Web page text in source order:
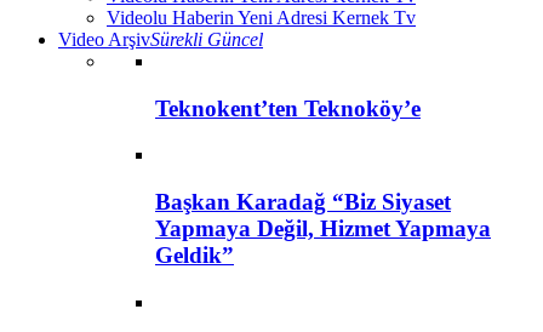
Videolu Haberin Yeni Adresi Kernek Tv
Video ArşivSürekli Güncel
Teknokent’ten Teknoköy’e
Başkan Karadağ “Biz Siyaset
Yapmaya Değil, Hizmet Yapmaya
Geldik”